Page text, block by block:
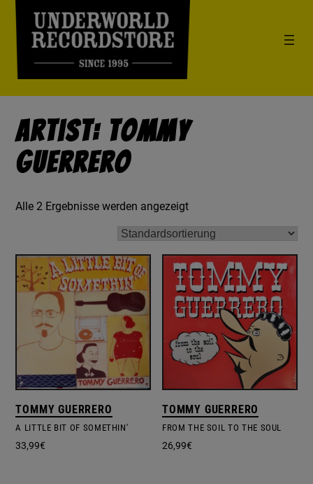
Artist: Tommy
Guerrero
Alle 2 Ergebnisse werden angezeigt
TOMMY GUERRERO
A LITTLE BIT OF SOMETHIN'
33,99€
TOMMY GUERRERO
FROM THE SOIL TO THE SOUL
26,99€